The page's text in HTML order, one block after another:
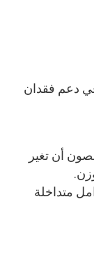
دعم فقدان
أن تغير
متداخلة